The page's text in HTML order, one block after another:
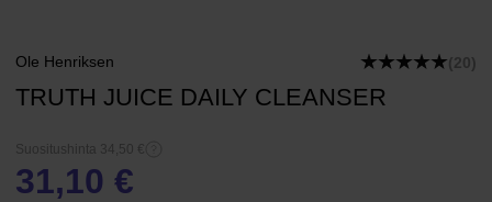
Ole Henriksen (20)
TRUTH JUICE DAILY CLEANSER
Suositushinta 34,50 €
31,10 €